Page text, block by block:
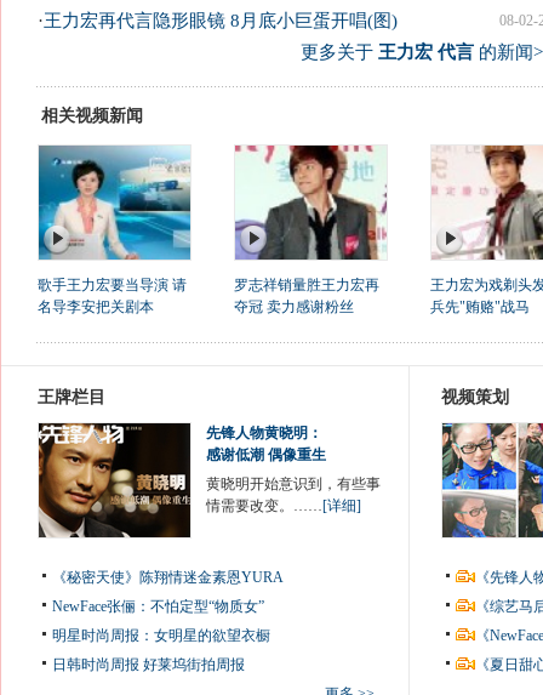
08-02-
·王力宏再代言隐形眼镜 8月底小巨蛋开唱(图)
更多关于 王力宏 代言的新闻
相关视频新闻
歌手王力宏要当导演 请
名导李安把关剧本
罗志祥销量胜王力宏再
夺冠 卖力感谢粉丝
王力宏为戏剃头
兵先"贿赂"战马
王牌栏目
先锋人物黄晓明：
感谢低潮 偶像重生
黄晓明开始意识到，有些事
情需要改变。……[详细]
《秘密天使》陈翔情迷金素恩YURA
NewFace张俪：不怕定型“物质女”
明星时尚周报：女明星的欲望衣橱
日韩时尚周报 好莱坞街拍周报
视频策划
《先锋
《综艺
《
《夏日